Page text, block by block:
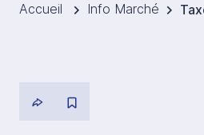
Accueil Info Marché